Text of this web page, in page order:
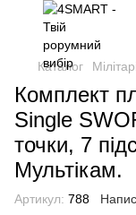
Каталог Мілітарі
Комплект
Single
точки, 7
Мультікам.
Артикул: 788